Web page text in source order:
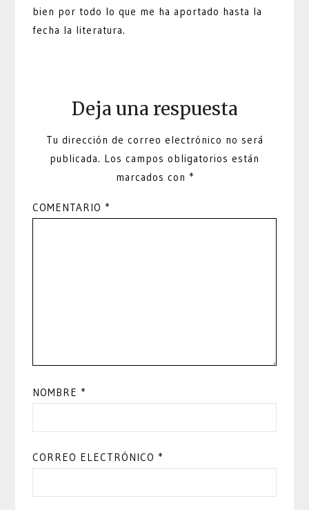
bien por todo lo que me ha aportado hasta la
fecha la literatura.
Deja una respuesta
Tu dirección de correo electrónico no será
publicada. Los campos obligatorios están
marcados con *
COMENTARIO *
NOMBRE *
CORREO ELECTRÓNICO *